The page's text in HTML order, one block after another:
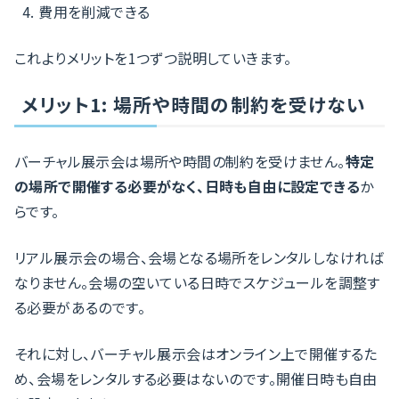
費用を削減できる
これよりメリットを1つずつ説明していきます。
メリット1: 場所や時間の制約を受けない
バーチャル展示会は場所や時間の制約を受けません。特定
の場所で開催する必要がなく、日時も自由に設定できるか
らです。
リアル展示会の場合、会場となる場所をレンタルしなければ
なりません。会場の空いている日時でスケジュールを調整す
る必要があるのです。
それに対し、バーチャル展示会はオンライン上で開催するた
め、会場をレンタルする必要はないのです。開催日時も自由